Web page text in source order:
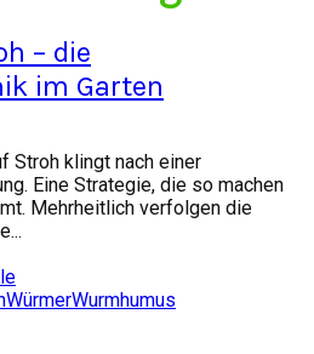
– die
im Garten
Stroh klingt nach einer
Eine Strategie, die so machen
Mehrheitlich verfolgen die
WürmerWurmhumus